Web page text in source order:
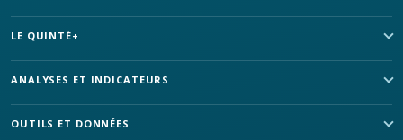
LE QUINTÉ+
ANALYSES ET INDICATEURS
OUTILS ET DONNÉES